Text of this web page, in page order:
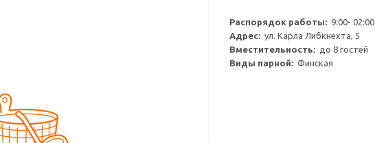
Распорядок работы: 9:00- 02:00
Адрес: ул. Карла Либкнехта, 5
Вместительность: до 8 гостей
Виды парной: Финская